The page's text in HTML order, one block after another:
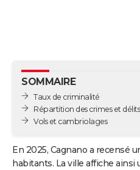
SOMMAIRE
Taux de criminalité
Répartition des crimes et délits
Vols et cambriolages
En 2025, Cagnano a recensé
habitants. La ville affiche